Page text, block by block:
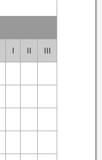
I II III